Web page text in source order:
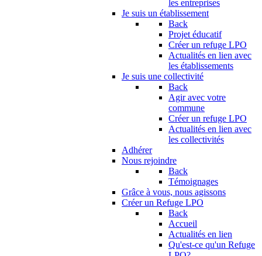
les entreprises
Je suis un établissement
Back
Projet éducatif
Créer un refuge LPO
Actualités en lien avec
les établissements
Je suis une collectivité
Back
Agir avec votre
commune
Créer un refuge LPO
Actualités en lien avec
les collectivités
Adhérer
Nous rejoindre
Back
Témoignages
Grâce à vous, nous agissons
Créer un Refuge LPO
Back
Accueil
Actualités en lien
Qu'est-ce qu'un Refuge